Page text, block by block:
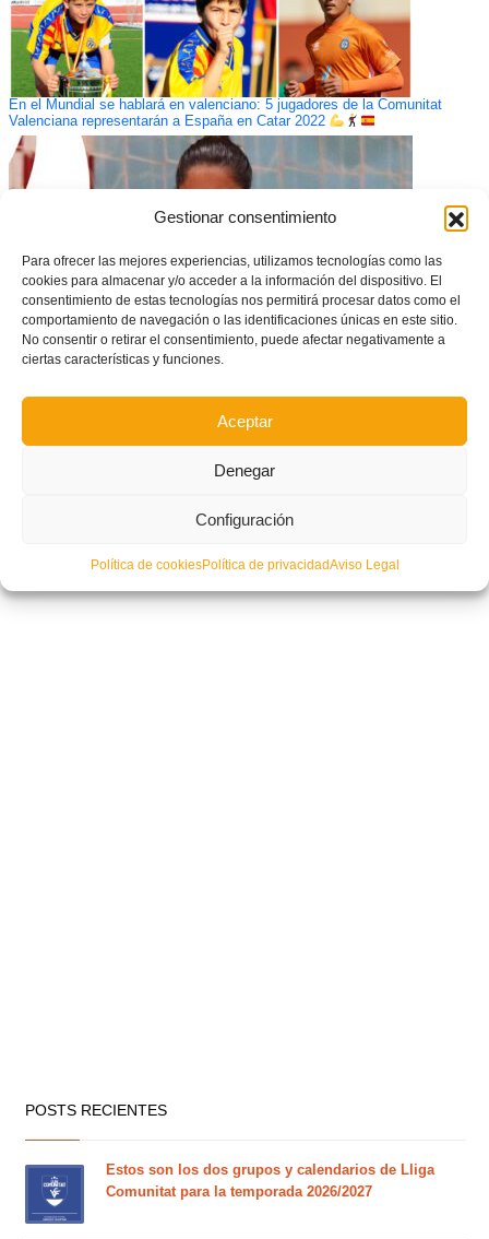
Gestionar consentimiento
Para ofrecer las mejores experiencias, utilizamos tecnologías como las
cookies para almacenar y/o acceder a la información del dispositivo. El
consentimiento de estas tecnologías nos permitirá procesar datos como el
comportamiento de navegación o las identificaciones únicas en este sitio.
No consentir o retirar el consentimiento, puede afectar negativamente a
ciertas características y funciones.
Aceptar
Denegar
Configuración
Política de cookiesPolítica de privacidadAviso Legal
En el Mundial se hablará en valenciano: 5 jugadores de la Comunitat
Valenciana representarán a España en Catar 2022
La Selecció Valenciana Valenta celebrará la IV Setmana Valenta con un
amistoso contra el Joventut d’Elx FS
POSTS RECIENTES
Estos son los dos grupos y calendarios de Lliga
Comunitat para la temporada 2026/2027